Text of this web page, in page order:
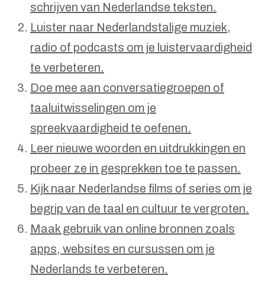
schrijven van Nederlandse teksten.
Luister naar Nederlandstalige muziek,
radio of podcasts om je luistervaardigheid
te verbeteren.
Doe mee aan conversatiegroepen of
taaluitwisselingen om je
spreekvaardigheid te oefenen.
Leer nieuwe woorden en uitdrukkingen en
probeer ze in gesprekken toe te passen.
Kijk naar Nederlandse films of series om je
begrip van de taal en cultuur te vergroten.
Maak gebruik van online bronnen zoals
apps, websites en cursussen om je
Nederlands te verbeteren.